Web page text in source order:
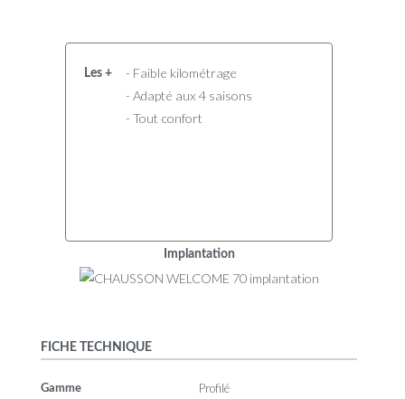
Les +
- Faible kilométrage
- Adapté aux 4 saisons
- Tout confort
Implantation
FICHE TECHNIQUE
Gamme Profilé